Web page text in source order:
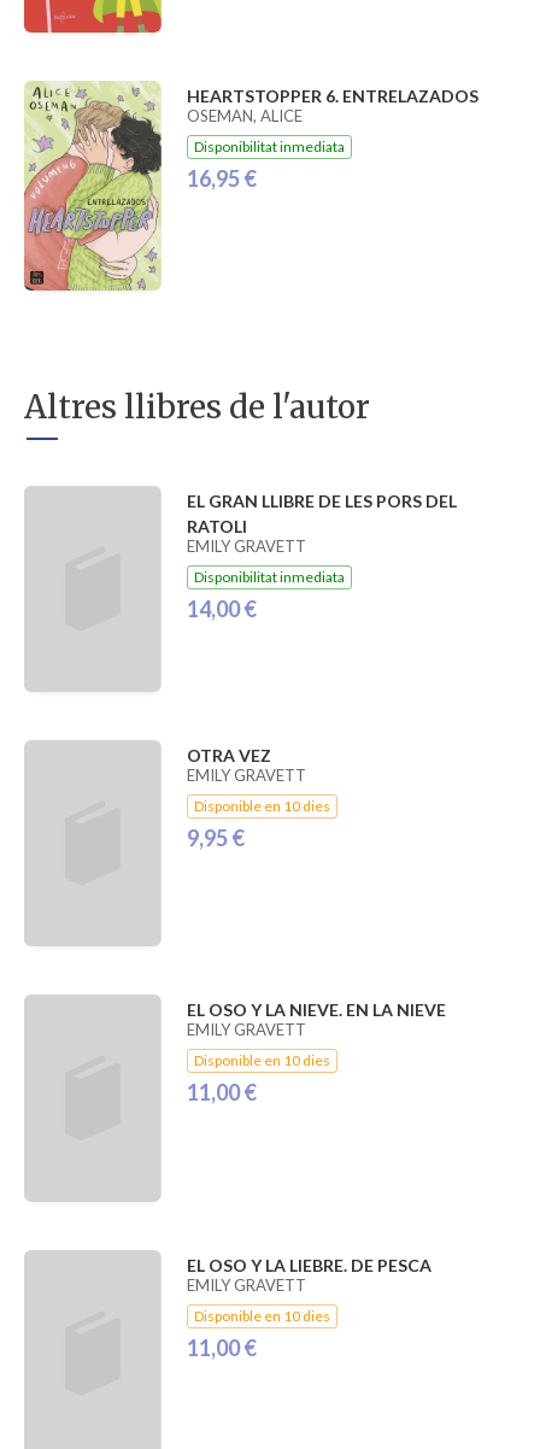
HEARTSTOPPER 6. ENTRELAZADOS
OSEMAN, ALICE
Disponibilitat inmediata
16,95 €
Altres llibres de l'autor
EL GRAN LLIBRE DE LES PORS DEL
RATOLI
EMILY GRAVETT
Disponibilitat inmediata
14,00 €
OTRA VEZ
EMILY GRAVETT
Disponible en 10 dies
9,95 €
EL OSO Y LA NIEVE. EN LA NIEVE
EMILY GRAVETT
Disponible en 10 dies
11,00 €
EL OSO Y LA LIEBRE. DE PESCA
EMILY GRAVETT
Disponible en 10 dies
11,00 €